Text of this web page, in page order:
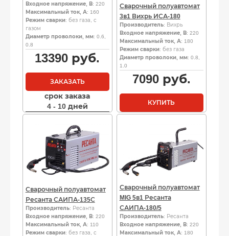
Входное напряжение, В: 220
Максимальный ток, А: 160
Режим сварки: без газа, с
газом
Диаметр проволоки, мм: 0.6,
0.8
13390 руб.
ЗАКАЗАТЬ
срок заказа
4 - 10 дней
Сварочный полуавтомат
3в1 Вихрь ИСА-180
Производитель: Вихрь
Входное напряжение, В: 220
Максимальный ток, А: 180
Режим сварки: без газа
Диаметр проволоки, мм: 0.8,
1.0
7090руб.
КУПИТЬ
Сварочный полуавтомат
Ресанта САИПА-135С
Производитель: Ресанта
Входное напряжение, В: 220
Максимальный ток, А: 110
Режим сварки: без газа, с
Сварочный полуавтомат
MIG 5в1 Ресанта
САИПА-180/5
Производитель: Ресанта
Входное напряжение, В: 220
Максимальный ток, А: 180